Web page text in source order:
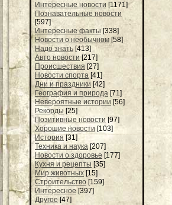
Интересные новости [1171]
Познавательные новости
[597]
Интересные факты [338]
Новости о необычном [58]
Надо знать [413]
Авто новости [217]
Происшествия [27]
Новости спорта [41]
Дни и праздники [42]
География и природа [71]
Невероятные истории [56]
Рекорды [25]
Позитивные новости [97]
Хорошие новости [103]
История [31]
Техника и наука [207]
Новости о здоровье [177]
Кухня и рецепты [35]
Мир животных [15]
Строительство [159]
Интересное [397]
Другое [47]